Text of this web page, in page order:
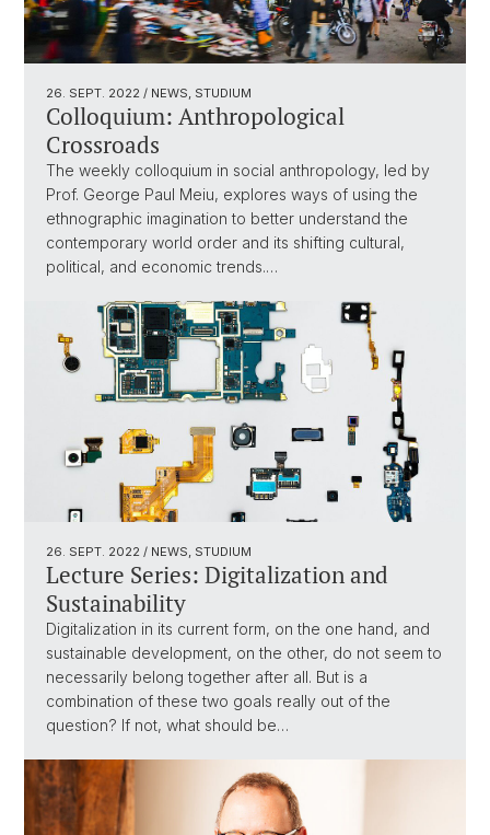
26. SEPT. 2022 / NEWS, STUDIUM
Colloquium: Anthropological
Crossroads
The weekly colloquium in social anthropology, led by
Prof. George Paul Meiu, explores ways of using the
ethnographic imagination to better understand the
contemporary world order and its shifting cultural,
political, and economic trends.…
26. SEPT. 2022 / NEWS, STUDIUM
Lecture Series: Digitalization and
Sustainability
Digitalization in its current form, on the one hand, and
sustainable development, on the other, do not seem to
necessarily belong together after all. But is a
combination of these two goals really out of the
question? If not, what should be…